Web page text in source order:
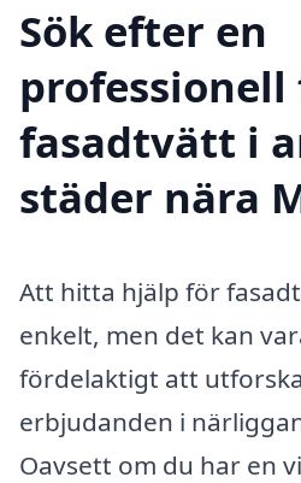
Sök efter en
professionell
fasadtvätt i
städer nära
Att hitta hjälp för
enkelt, men det kan
fördelaktigt att
erbjudanden i
Oavsett om du har en